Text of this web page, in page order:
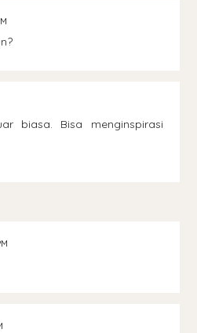
biasa. Bisa menginspirasi